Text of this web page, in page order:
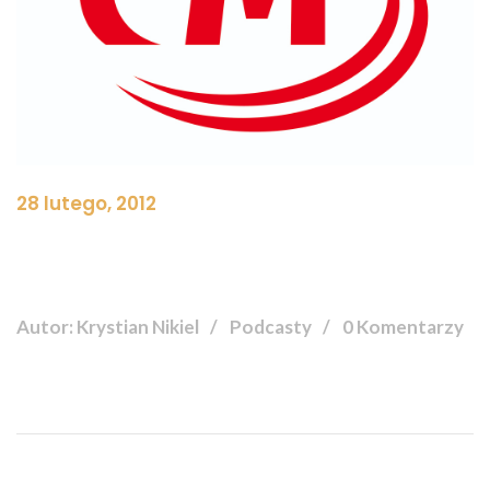
28 lutego, 2012
Autor: Krystian Nikiel Podcasty 0 Komentarzy